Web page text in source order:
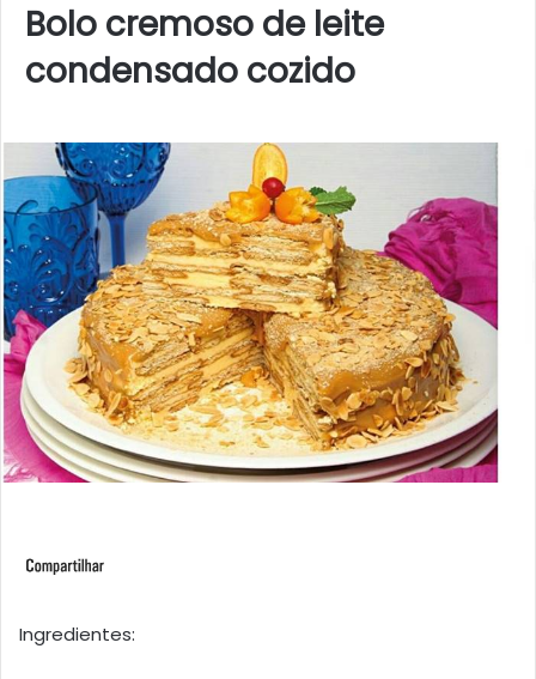
Bolo cremoso de leite
condensado cozido
Ingredientes: